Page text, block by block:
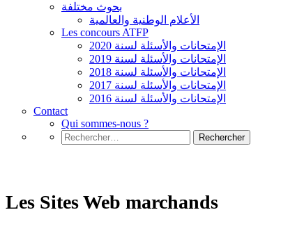
بحوث مختلفة
الأعلام الوطنية والعالمية
Les concours ATFP
الإمتحانات والأسئلة لسنة 2020
الإمتحانات والأسئلة لسنة 2019
الإمتحانات والأسئلة لسنة 2018
الإمتحانات والأسئلة لسنة 2017
الإمتحانات والأسئلة لسنة 2016
Contact
Qui sommes-nous ?
Rechercher :
Les Sites Web marchands